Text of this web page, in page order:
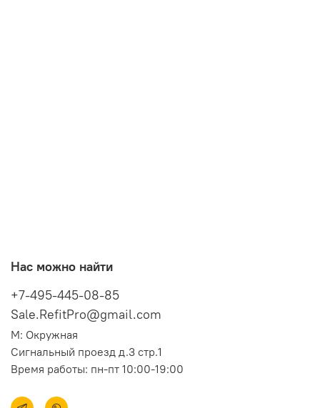
Нас можно найти
+7-495-445-08-85
Sale.RefitPro@gmail.com
М: Окружная
Сигнальный проезд д.3 стр.1
Время работы: пн-пт 10:00-19:00